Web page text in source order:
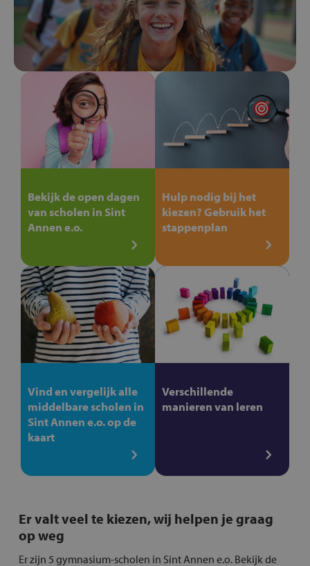
Bekijk de open dagen
van scholen in Sint
Annen e.o.
Hulp nodig bij het
kiezen? Gebruik het
stappenplan
Vind en vergelijk alle
middelbare scholen in
Sint Annen e.o. op de
kaart
Verschillende
manieren van leren
Er valt veel te kiezen, wij helpen je graag
op weg
Er zijn 5 gymnasium-scholen in Sint Annen e.o. Bekijk de